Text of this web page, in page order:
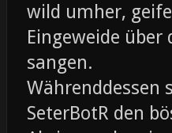
wild umher,
Eingeweide
sangen.
Währenddessen
SeterBotR den